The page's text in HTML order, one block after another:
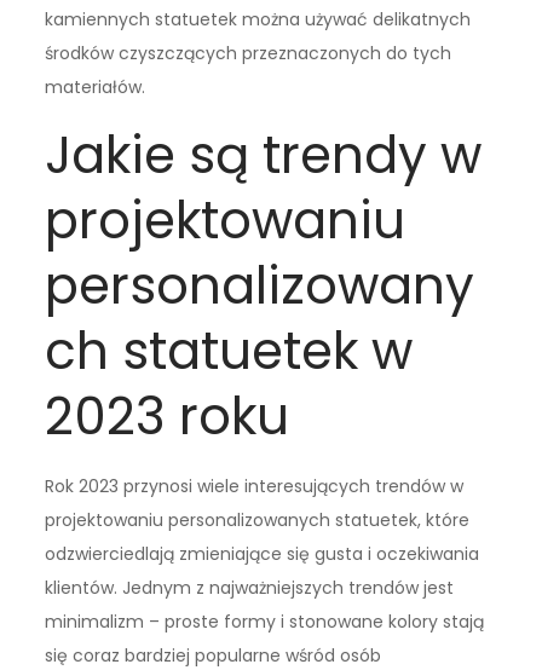
kamiennych statuetek można używać delikatnych
środków czyszczących przeznaczonych do tych
materiałów.
Jakie są trendy w
projektowaniu
personalizowany
ch statuetek w
2023 roku
Rok 2023 przynosi wiele interesujących trendów w
projektowaniu personalizowanych statuetek, które
odzwierciedlają zmieniające się gusta i oczekiwania
klientów. Jednym z najważniejszych trendów jest
minimalizm – proste formy i stonowane kolory stają
się coraz bardziej popularne wśród osób